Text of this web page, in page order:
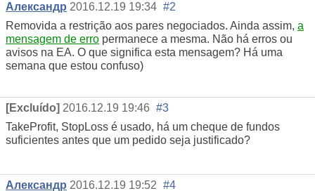
Александр 2016.12.19 19:34 #2
Removida a restrição aos pares negociados. Ainda assim, a
mensagem de erro permanece a mesma. Não há erros ou
avisos na EA. O que significa esta mensagem? Há uma
semana que estou confuso)
[Excluído] 2016.12.19 19:46 #3
TakeProfit, StopLoss é usado, há um cheque de fundos
suficientes antes que um pedido seja justificado?
Александр 2016.12.19 19:52 #4